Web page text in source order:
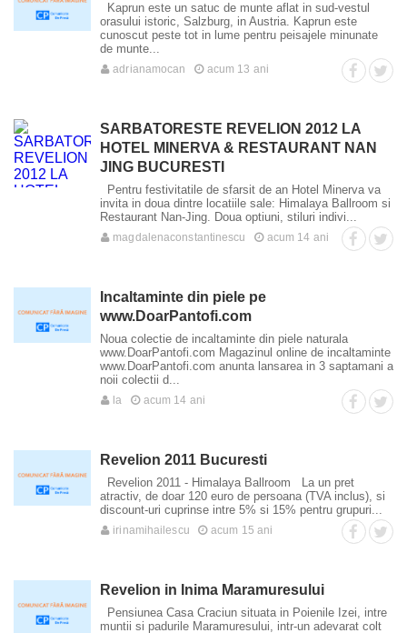
Kaprun este un satuc de munte aflat in sud-vestul
orasului istoric, Salzburg, in Austria. Kaprun este
cunoscut peste tot in lume pentru peisajele minunate
de munte...
adrianamocan acum 13 ani
SARBATORESTE REVELION 2012 LA
HOTEL MINERVA & RESTAURANT NAN
JING BUCURESTI
Pentru festivitatile de sfarsit de an Hotel Minerva va
invita in doua dintre locatiile sale: Himalaya Ballroom si
Restaurant Nan-Jing. Doua optiuni, stiluri indivi...
magdalenaconstantinescu acum 14 ani
Incaltaminte din piele pe
www.DoarPantofi.com
Noua colectie de incaltaminte din piele naturala
www.DoarPantofi.com Magazinul online de incaltaminte
www.DoarPantofi.com anunta lansarea in 3 saptamani a
noii colectii d...
la acum 14 ani
Revelion 2011 Bucuresti
Revelion 2011 - Himalaya Ballroom La un pret
atractiv, de doar 120 euro de persoana (TVA inclus), si
discount-uri cuprinse intre 5% si 15% pentru grupuri...
irinamihailescu acum 15 ani
Revelion in Inima Maramuresului
Pensiunea Casa Craciun situata in Poienile Izei, intre
muntii si padurile Maramuresului, intr-un adevarat colt